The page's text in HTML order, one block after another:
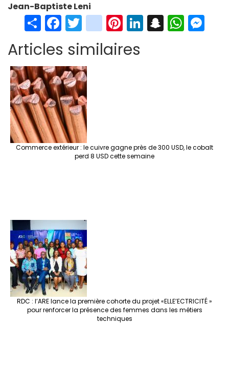
Jean-Baptiste Leni
S
h
ar
e
Fa
ce
b
o
o
k
T
wi
tt
er
in
st
ag
Pi
er
Li S W
Articles similaires
Commerce extérieur : le cuivre gagne près de 300 USD, le cobalt
perd 8 USD cette semaine
RDC : l’ARE lance la première cohorte du projet «ELLE’ECTRICITÉ »
pour renforcer la présence des femmes dans les métiers
techniques